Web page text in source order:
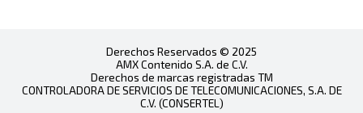
Derechos Reservados © 2025
AMX Contenido S.A. de C.V.
Derechos de marcas registradas TM
CONTROLADORA DE SERVICIOS DE TELECOMUNICACIONES, S.A. DE
C.V. (CONSERTEL)